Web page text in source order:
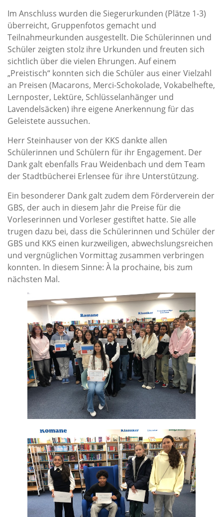
Im Anschluss wurden die Siegerurkunden (Plätze 1-3)
überreicht, Gruppenfotos gemacht und
Teilnahmeurkunden ausgestellt. Die Schülerinnen und
Schüler zeigten stolz ihre Urkunden und freuten sich
sichtlich über die vielen Ehrungen. Auf einem
„Preistisch“ konnten sich die Schüler aus einer Vielzahl
an Preisen (Macarons, Merci-Schokolade, Vokabelhefte,
Lernposter, Lektüre, Schlüsselanhänger und
Lavendelsäcken) ihre eigene Anerkennung für das
Geleistete aussuchen.
Herr Steinhauser von der KKS dankte allen
Schülerinnen und Schülern für ihr Engagement. Der
Dank galt ebenfalls Frau Weidenbach und dem Team
der Stadtbücherei Erlensee für ihre Unterstützung.
Ein besonderer Dank galt zudem dem Förderverein der
GBS, der auch in diesem Jahr die Preise für die
Vorleserinnen und Vorleser gestiftet hatte. Sie alle
trugen dazu bei, dass die Schülerinnen und Schüler der
GBS und KKS einen kurzweiligen, abwechslungsreichen
und vergnüglichen Vormittag zusammen verbringen
konnten. In diesem Sinne: À la prochaine, bis zum
nächsten Mal.